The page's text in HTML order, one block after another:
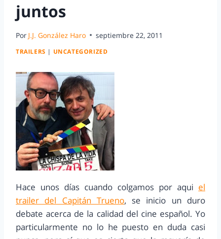
juntos
Por J.J. González Haro septiembre 22, 2011
TRAILERS | UNCATEGORIZED
Hace unos días cuando colgamos por aqui el
trailer del Capitán Trueno, se inicio un duro
debate acerca de la calidad del cine español. Yo
particularmente no lo he puesto en duda casi